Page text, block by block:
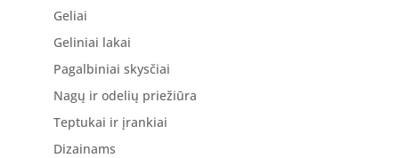
Geliai
Geliniai lakai
Pagalbiniai skysčiai
Nagų ir odelių priežiūra
Teptukai ir įrankiai
Dizainams